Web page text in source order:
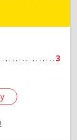
3
г, Ленина ул,